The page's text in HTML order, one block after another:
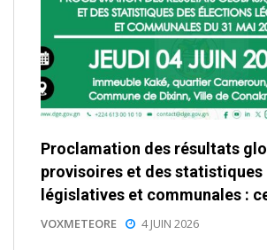
Proclamation des résultats
provisoires et des statistiques
législatives et communales :
VOXMETEORE 4 JUIN 2026